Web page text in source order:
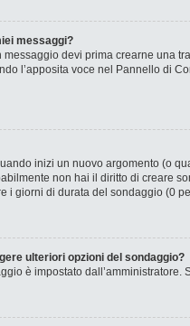
messaggi?
messaggio devi prima crearne una
l’apposita voce nel Pannello di
inizi un nuovo argomento (o
non hai il diritto di creare
i giorni di durata del sondaggio (0
ulteriori opzioni del sondaggio?
è impostato